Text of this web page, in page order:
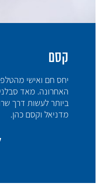
קסם
יחס חם ואישי
האחרונה. מאד
ביותר לעשות דרך
מדניאל וקסם כהן.